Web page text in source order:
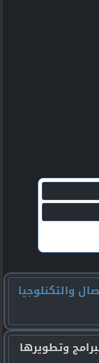
والتكنلوجيا
وتطويرها